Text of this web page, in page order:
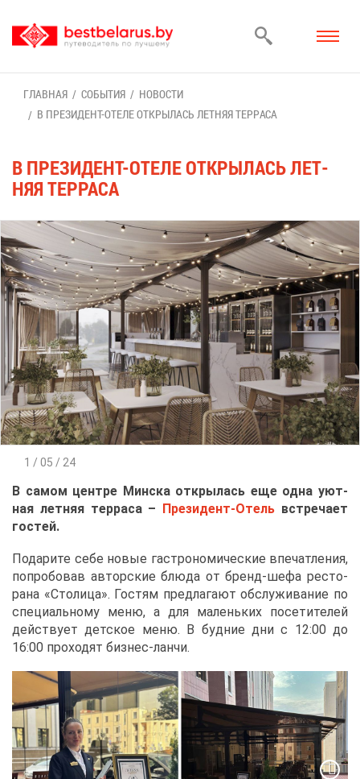
ГЛАВ­НАЯ СО­БЫ­ТИЯ
НО­ВО­СТИ
В ПРЕ­ЗИ­ДЕНТ-ОТЕ­ЛЕ ОТ­КРЫ­ЛАСЬ ЛЕТ­НЯЯ ТЕР­РА­СА
В ПРЕ­ЗИ­ДЕНТ-ОТЕ­ЛЕ ОТ­КРЫ­ЛАСЬ ЛЕТ­
НЯЯ ТЕР­РА­СА
1 / 05 / 24
В са­мом цен­тре Мин­ска от­кры­лась еще од­на уют­
ная лет­няя тер­ра­са – Пре­зи­дент-Отель встре­ча­ет
го­стей.
По­да­ри­те се­бе но­вые га­стро­но­ми­че­ские впе­чат­ле­ния,
по­про­бо­вав ав­тор­ские блю­да от бренд-ше­фа ре­сто­
ра­на «Сто­ли­ца». Го­стям пред­ла­га­ют об­слу­жи­ва­ние по
спе­ци­аль­но­му ме­ню, а для ма­лень­ких по­се­ти­те­лей
дей­ству­ет дет­ское ме­ню. В буд­ние дни с 12:00 до
16:00 про­хо­дят биз­нес-лан­чи.